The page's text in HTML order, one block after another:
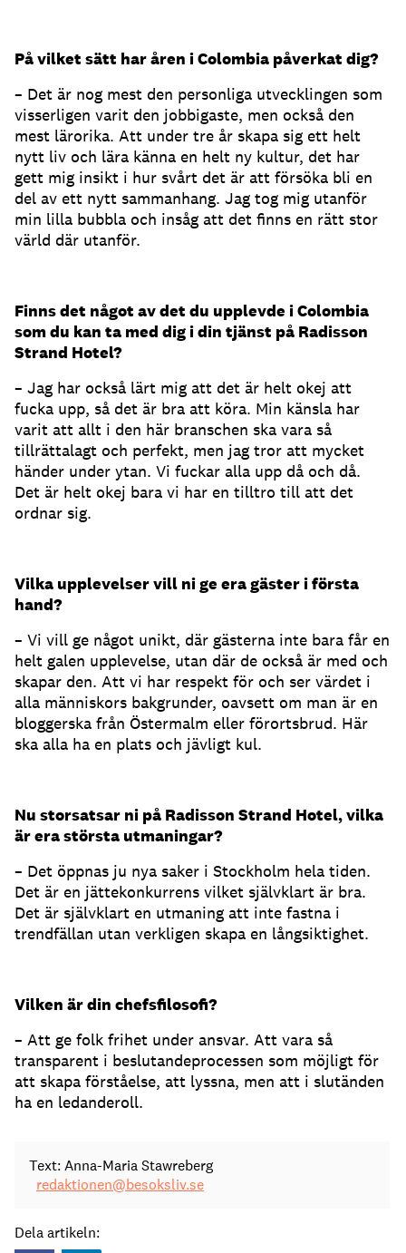
På vilket sätt har åren i Colombia påverkat dig?
– Det är nog mest den personliga utvecklingen som
visserligen varit den jobbigaste, men också den
mest lärorika. Att under tre år skapa sig ett helt
nytt liv och lära känna en helt ny kultur, det har
gett mig insikt i hur svårt det är att försöka bli en
del av ett nytt sammanhang. Jag tog mig utanför
min lilla bubbla och insåg att det finns en rätt stor
värld där utanför.
Finns det något av det du upplevde i Colombia
som du kan ta med dig i din tjänst på Radisson
Strand Hotel?
– Jag har också lärt mig att det är helt okej att
fucka upp, så det är bra att köra. Min känsla har
varit att allt i den här branschen ska vara så
tillrättalagt och perfekt, men jag tror att mycket
händer under ytan. Vi fuckar alla upp då och då.
Det är helt okej bara vi har en tilltro till att det
ordnar sig.
Vilka upplevelser vill ni ge era gäster i första
hand?
– Vi vill ge något unikt, där gästerna inte bara får en
helt galen upplevelse, utan där de också är med och
skapar den. Att vi har respekt för och ser värdet i
alla människors bakgrunder, oavsett om man är en
bloggerska från Östermalm eller förortsbrud. Här
ska alla ha en plats och jävligt kul.
Nu storsatsar ni på Radisson Strand Hotel, vilka
är era största utmaningar?
– Det öppnas ju nya saker i Stockholm hela tiden.
Det är en jättekonkurrens vilket självklart är bra.
Det är självklart en utmaning att inte fastna i
trendfällan utan verkligen skapa en långsiktighet.
Vilken är din chefsfilosofi?
– Att ge folk frihet under ansvar. Att vara så
transparent i beslutandeprocessen som möjligt för
att skapa förståelse, att lyssna, men att i slutänden
ha en ledanderoll.
Text: Anna-Maria Stawreberg
redaktionen@besoksliv.se
Dela artikeln: